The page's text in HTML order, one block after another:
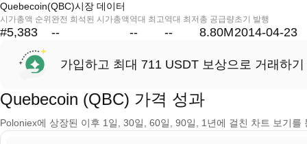
Quebecoin(QBC)시장 데이터
시가총액 순위
#5,383
완전 희석된 시가총액
--
역대 최고
--
역대 최저
--
총 공급량
8.80M
초기 발행
2014-04-23
가입하고 최대 711 USDT 보상으로 거래하기
Quebecoin (QBC) 가격 성과
Poloniex에 상장된 이후 1일, 30일, 60일, 90일, 1년에 걸친 차트 보기